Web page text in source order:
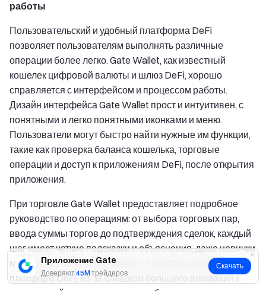
Приложение Gate
Доверяют45M трейдеров
Скачать
работы
Пользовательский и удобный платформа DeFi
позволяет пользователям выполнять различные
операции более легко. Gate Wallet, как известный
кошелек цифровой валюты и шлюз DeFi, хорошо
справляется с интерфейсом и процессом работы.
Дизайн интерфейса Gate Wallet прост и интуитивен, с
понятными и легко понятными иконками и меню.
Пользователи могут быстро найти нужные им функции,
такие как проверка баланса кошелька, торговые
операции и доступ к приложениям DeFi, после открытия
приложения.
При торговле Gate Wallet предоставляет подробное
руководство по операциям: от выбора торговых пар,
ввода суммы торгов до подтверждения сделок, каждый
шаг имеет четкие подсказки и объяснения, даже новички
могут легко начать. В отличие от некоторых ранних
платформ DeFi, из-за слишком большого внимания к